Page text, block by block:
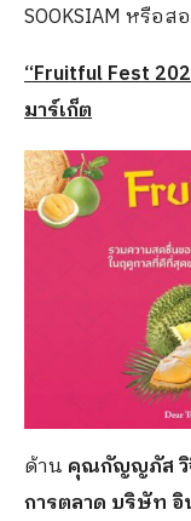
SOOKSIAM หรือ
“Fruitful Fest
มาร์เก็ต
ด้าน คุณกัญญภัส วิ
การตลาด บริษัท